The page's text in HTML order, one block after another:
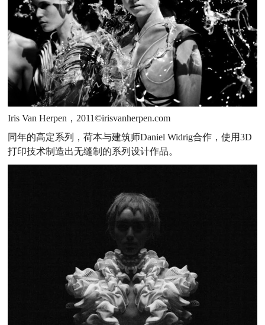
Iris Van Herpen，2011©irisvanherpen.com
同年的高定系列，荷本与建筑师Daniel Widrig合作，使用3D
打印技术制造出无缝制的系列设计作品。